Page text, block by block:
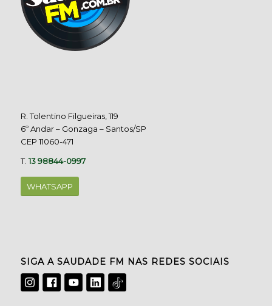
R. Tolentino Filgueiras, 119
6º Andar – Gonzaga – Santos/SP
CEP 11060-471
T.13 98844-0997
WHATSAPP
SIGA A SAUDADE FM NAS REDES SOCIAIS